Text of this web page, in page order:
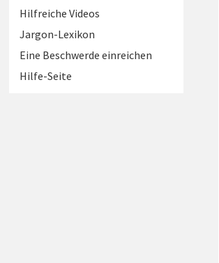
Hilfreiche Videos
Jargon-Lexikon
Eine Beschwerde einreichen
Hilfe-Seite